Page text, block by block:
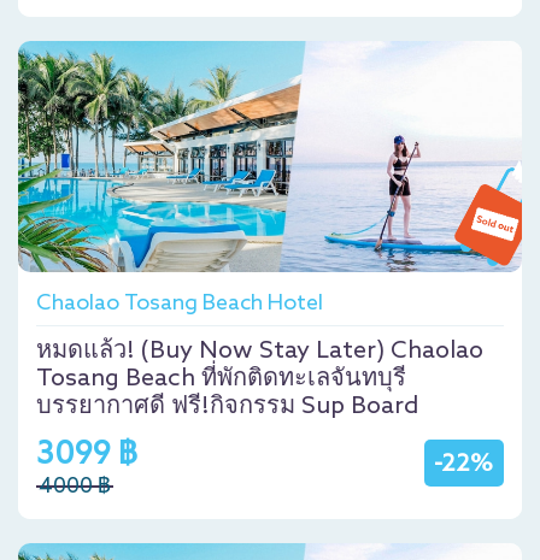
Chaolao Tosang Beach Hotel
หมดแล้ว! (Buy Now Stay Later) Chaolao
Tosang Beach ที่พักติดทะเลจันทบุรี
บรรยากาศดี ฟรี!กิจกรรม Sup Board
-22%
3099 ฿
4000 ฿